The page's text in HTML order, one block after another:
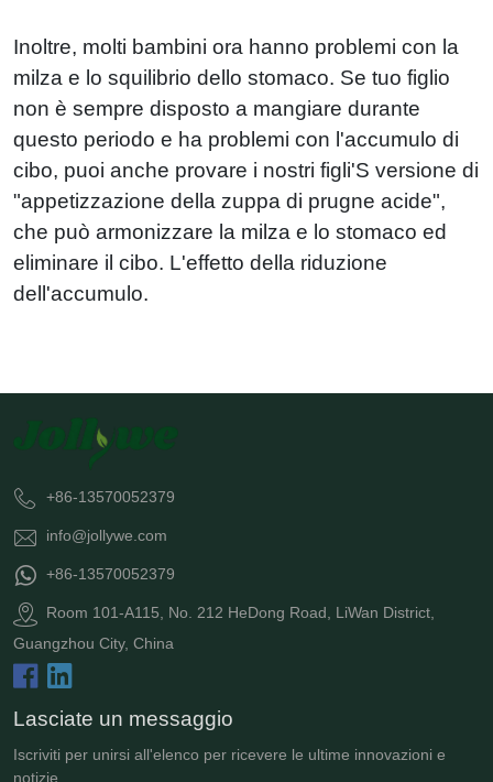
Inoltre, molti bambini ora hanno problemi con la
milza e lo squilibrio dello stomaco. Se tuo figlio
non è sempre disposto a mangiare durante
questo periodo e ha problemi con l'accumulo di
cibo, puoi anche provare i nostri figli'S versione di
"appetizzazione della zuppa di prugne acide",
che può armonizzare la milza e lo stomaco ed
eliminare il cibo. L'effetto della riduzione
dell'accumulo.
+86-13570052379
info@jollywe.com
+86-13570052379
Room 101-A115, No. 212 HeDong Road, LiWan District,
Guangzhou City, China
Lasciate un messaggio
Iscriviti per unirsi all'elenco per ricevere le ultime innovazioni e
notizie.